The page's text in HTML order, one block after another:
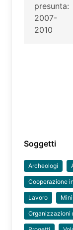
presunta:
2007-
2010
Soggetti
Archeologi
Cooperazione
Lavoro
Organizzazioni